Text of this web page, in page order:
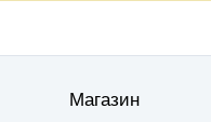
Магазин